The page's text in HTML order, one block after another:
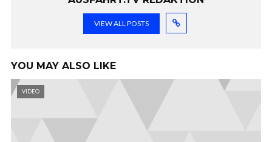
VIEW ALL POSTS
YOU MAY ALSO LIKE
VIDEO